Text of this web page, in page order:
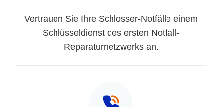
Vertrauen Sie Ihre Schlosser-Notfälle einem
Schlüsseldienst des ersten Notfall-
Reparaturnetzwerks an.